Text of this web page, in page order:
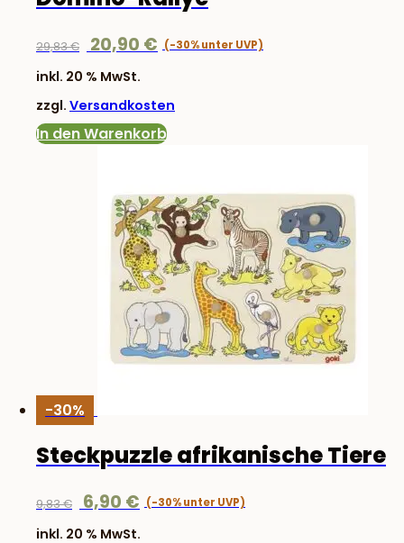
29,83€
Ursprünglicher
war:
29,83 €
20,90 €
inkl. 20 % MwSt.
zzgl. Versandkosten
In den Warenkorb
-30%
Steckpuzzle afrikanische Tiere
9,83€
Ursprünglicher
6,90 €
inkl. 20 % MwSt.